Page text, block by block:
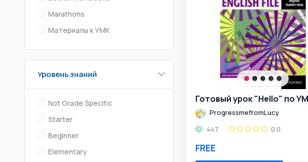
Marathons
Материалы к УМК
Уровень знаний
Not Grade Specific
Starter
Beginner
Elementary
ProgressmefromLucy
447
0.0
FREE